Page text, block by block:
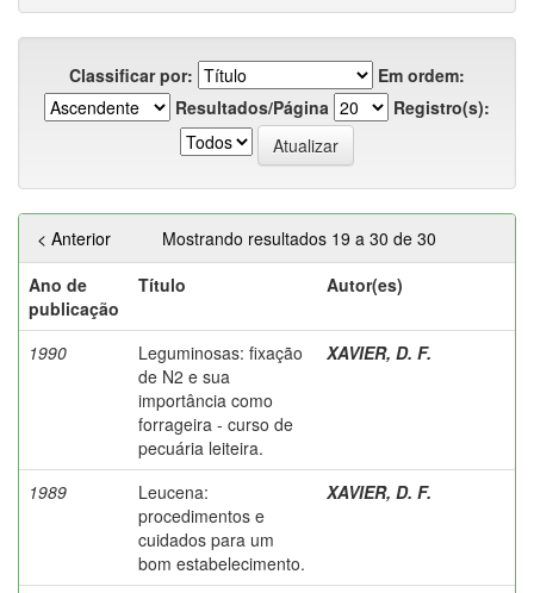
Classificar por:
Em ordem:
Resultados/Página
Registro(s):
Mostrando resultados 19 a 30 de 30
< Anterior
Ano de
publicação
Título Autor(es)
1990
Leguminosas: fixação
de N2 e sua
importância como
forrageira - curso de
pecuária leiteira.
XAVIER, D. F.
1989
Leucena:
procedimentos e
cuidados para um
bom estabelecimento.
XAVIER, D. F.